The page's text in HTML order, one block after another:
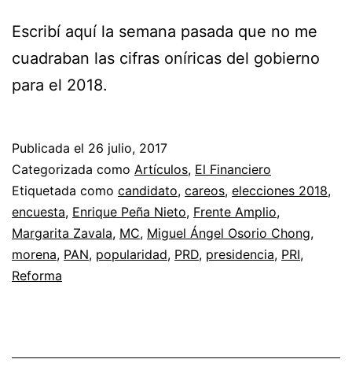
Escribí aquí la semana pasada que no me
cuadraban las cifras oníricas del gobierno
para el 2018.
Publicada el 26 julio, 2017
Categorizada como Artículos, El Financiero
Etiquetada como candidato, careos, elecciones 2018,
encuesta, Enrique Peña Nieto, Frente Amplio,
Margarita Zavala, MC, Miguel Ángel Osorio Chong,
morena, PAN, popularidad, PRD, presidencia, PRI,
Reforma